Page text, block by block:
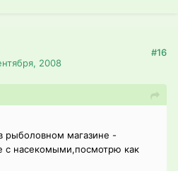
2008
#16
рыболовном магазине -
с насекомыми,посмотрю как